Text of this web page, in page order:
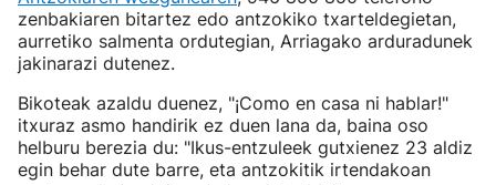
zenbakiaren bitartez edo antzokiko txarteldegietan,
aurretiko salmenta ordutegian, Arriagako arduradunek
jakinarazi dutenez.
Bikoteak azaldu duenez, "¡Como en casa ni hablar!"
itxuraz asmo handirik ez duen lana da, baina oso
helburu berezia du: "Ikus-entzuleek gutxienez 23 aldiz
egin behar dute barre, eta antzokitik irtendakoan